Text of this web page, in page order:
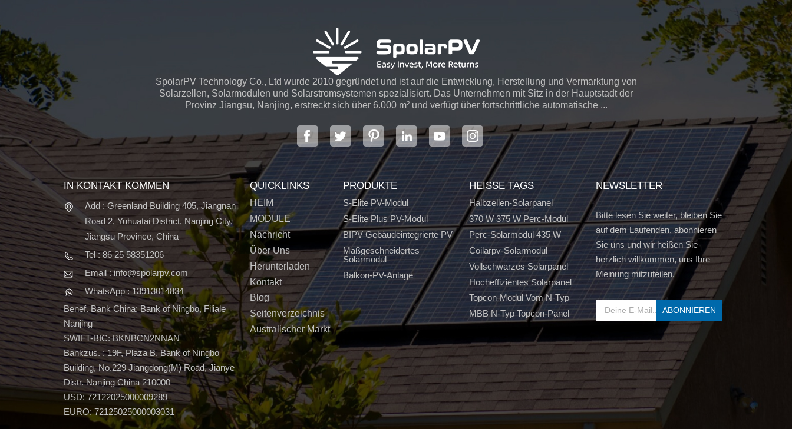
SpolarPV Technology Co., Ltd wurde 2010 gegründet und ist auf die Entwicklung, Herstellung und Vermarktung von
Solarzellen, Solarmodulen und Solarstromsystemen spezialisiert. Das Unternehmen mit Sitz in der Hauptstadt der
Provinz Jiangsu, Nanjing, erstreckt sich über 6.000 m² und verfügt über fortschrittliche automatische ...
IN KONTAKT KOMMEN
Add : Greenland Building 405, Jiangnan
Road 2, Yuhuatai District, Nanjing City,
Jiangsu Province, China
Tel : 86 25 58351206
Email : info@spolarpv.com
WhatsApp : 13913014834
Benef. Bank China: Bank of Ningbo, Filiale
Nanjing
SWIFT-BIC: BKNBCN2NNAN
Bankzus. : 19F, Plaza B, Bank of Ningbo
Building, No.229 Jiangdong(M) Road, Jianye
Distr. Nanjing China 210000
USD: 72122025000009289
EURO: 72125025000003031
QUICKLINKS
HEIM
MODULE
Nachricht
Über Uns
Herunterladen
Kontakt
Blog
Seitenverzeichnis
Australischer Markt
PRODUKTE
S-Elite PV-Modul
S-Elite Plus PV-Modul
BIPV Gebäudeintegrierte PV
Maßgeschneidertes
Solarmodul
Balkon-PV-Anlage
HEISSE TAGS
Halbzellen-Solarpanel
370 W 375 W Perc-Modul
Perc-Solarmodul 435 W
Coilarpv-Solarmodul
Vollschwarzes Solarpanel
Hocheffizientes Solarpanel
Topcon-Modul Vom N-Typ
MBB N-Typ Topcon-Panel
NEWSLETTER
Bitte lesen Sie weiter, bleiben Sie
auf dem Laufenden, abonnieren
Sie uns und wir heißen Sie
herzlich willkommen, uns Ihre
Meinung mitzuteilen.